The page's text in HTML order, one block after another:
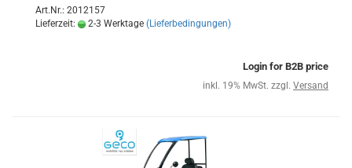
Art.Nr.: 2012157
Lieferzeit:
2-3 Werktage (Lieferbedingungen)
Login for B2B price
inkl. 19% MwSt. zzgl. Versand